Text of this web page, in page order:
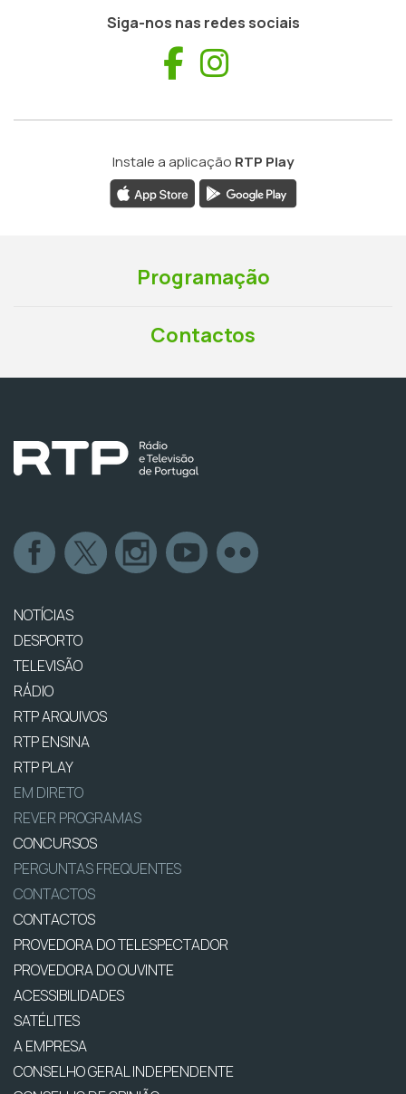
Siga-nos nas redes sociais
Facebook
Instale a aplicação RTP Play
Programação
Contactos
NOTÍCIAS
DESPORTO
TELEVISÃO
RÁDIO
RTP ARQUIVOS
RTP ENSINA
RTP PLAY
EM DIRETO
REVER PROGRAMAS
CONCURSOS
PERGUNTAS FREQUENTES
CONTACTOS
CONTACTOS
PROVEDORA DO TELESPECTADOR
PROVEDORA DO OUVINTE
ACESSIBILIDADES
SATÉLITES
A EMPRESA
CONSELHO GERAL INDEPENDENTE